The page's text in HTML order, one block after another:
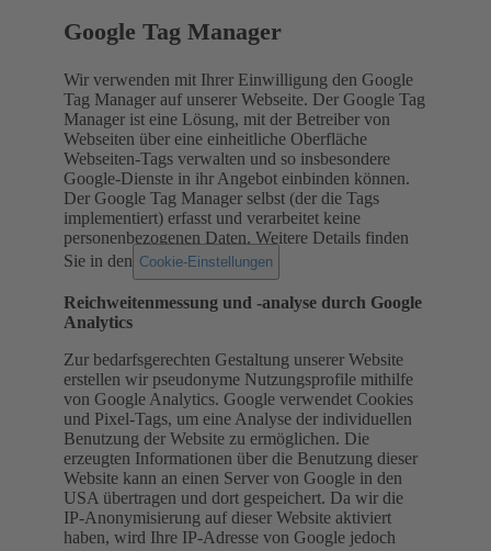
Google Tag Manager
Wir verwenden mit Ihrer Einwilligung den Google
Tag Manager auf unserer Webseite. Der Google Tag
Manager ist eine Lösung, mit der Betreiber von
Webseiten über eine einheitliche Oberfläche
Webseiten-Tags verwalten und so insbesondere
Google-Dienste in ihr Angebot einbinden können.
Der Google Tag Manager selbst (der die Tags
implementiert) erfasst und verarbeitet keine
personenbezogenen Daten. Weitere Details finden
Sie in den Cookie-Einstellungen
Reichweitenmessung und -analyse durch Google
Analytics
Zur bedarfsgerechten Gestaltung unserer Website
erstellen wir pseudonyme Nutzungsprofile mithilfe
von Google Analytics. Google verwendet Cookies
und Pixel-Tags, um eine Analyse der individuellen
Benutzung der Website zu ermöglichen. Die
erzeugten Informationen über die Benutzung dieser
Website kann an einen Server von Google in den
USA übertragen und dort gespeichert. Da wir die
IP-Anonymisierung auf dieser Website aktiviert
haben, wird Ihre IP-Adresse von Google jedoch